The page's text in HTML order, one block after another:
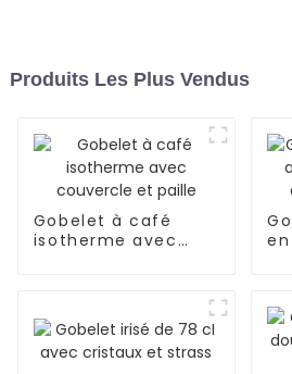
Produits Les Plus Vendus
Gobelet à café
isotherme avec